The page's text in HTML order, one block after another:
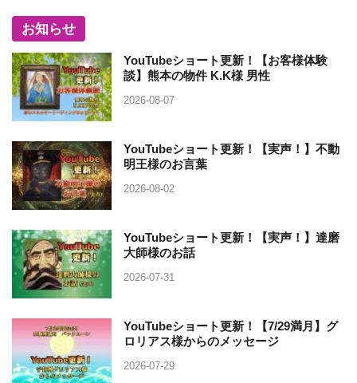
お知らせ
YouTubeショート更新！【お客様体験
談】熊本の物件 K.K様 男性
2026-08-07
YouTubeショート更新！【実声！】不動
明王様のお言葉
2026-08-02
YouTubeショート更新！【実声！】達磨
大師様のお話
2026-07-31
YouTubeショート更新！【7/29満月】グ
ロリアス様からのメッセージ
2026-07-29